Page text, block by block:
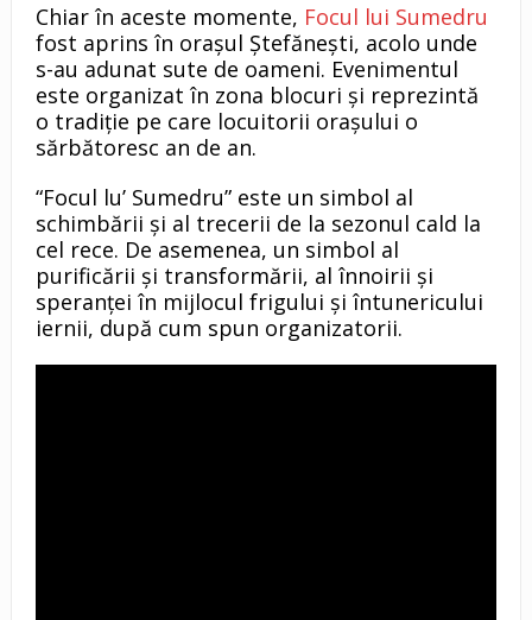
Chiar în aceste momente, Focul lui Sumedru
fost aprins în orașul Ștefănești, acolo unde
s-au adunat sute de oameni. Evenimentul
este organizat în zona blocuri și reprezintă
o tradiție pe care locuitorii orașului o
sărbătoresc an de an.
“Focul lu’ Sumedru” este un simbol al
schimbării și al trecerii de la sezonul cald la
cel rece. De asemenea, un simbol al
purificării și transformării, al înnoirii și
speranței în mijlocul frigului și întunericului
iernii, după cum spun organizatorii.